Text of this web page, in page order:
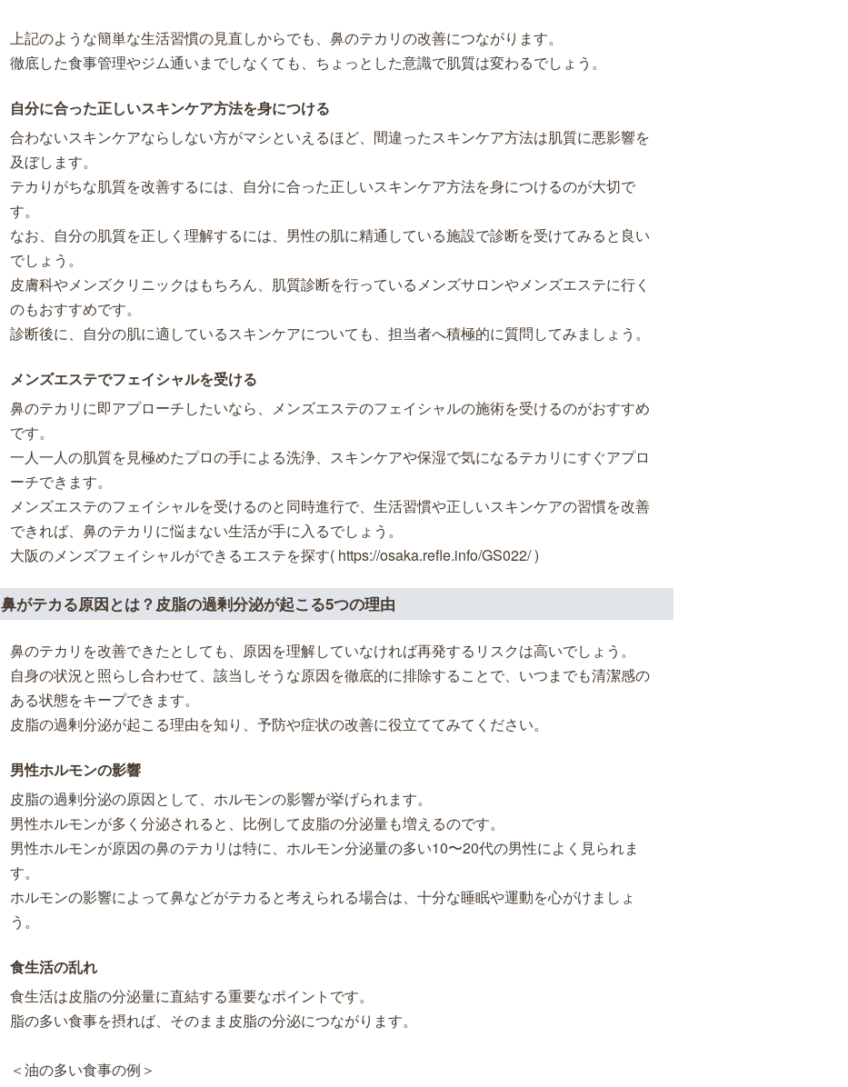
上記のような簡単な生活習慣の見直しからでも、鼻のテカリの改善につながります。
徹底した食事管理やジム通いまでしなくても、ちょっとした意識で肌質は変わるでしょう。
自分に合った正しいスキンケア方法を身につける
合わないスキンケアならしない方がマシといえるほど、間違ったスキンケア方法は肌質に悪影響を
及ぼします。
テカりがちな肌質を改善するには、自分に合った正しいスキンケア方法を身につけるのが大切で
す。
なお、自分の肌質を正しく理解するには、男性の肌に精通している施設で診断を受けてみると良い
でしょう。
皮膚科やメンズクリニックはもちろん、肌質診断を行っているメンズサロンやメンズエステに行く
のもおすすめです。
診断後に、自分の肌に適しているスキンケアについても、担当者へ積極的に質問してみましょう。
メンズエステでフェイシャルを受ける
鼻のテカリに即アプローチしたいなら、メンズエステのフェイシャルの施術を受けるのがおすすめ
です。
一人一人の肌質を見極めたプロの手による洗浄、スキンケアや保湿で気になるテカリにすぐアプロ
ーチできます。
メンズエステのフェイシャルを受けるのと同時進行で、生活習慣や正しいスキンケアの習慣を改善
できれば、鼻のテカリに悩まない生活が手に入るでしょう。
大阪のメンズフェイシャルができるエステを探す( https://osaka.refle.info/GS022/ )
鼻がテカる原因とは？皮脂の過剰分泌が起こる5つの理由
鼻のテカリを改善できたとしても、原因を理解していなければ再発するリスクは高いでしょう。
自身の状況と照らし合わせて、該当しそうな原因を徹底的に排除することで、いつまでも清潔感の
ある状態をキープできます。
皮脂の過剰分泌が起こる理由を知り、予防や症状の改善に役立ててみてください。
男性ホルモンの影響
皮脂の過剰分泌の原因として、ホルモンの影響が挙げられます。
男性ホルモンが多く分泌されると、比例して皮脂の分泌量も増えるのです。
男性ホルモンが原因の鼻のテカリは特に、ホルモン分泌量の多い10〜20代の男性によく見られま
す。
ホルモンの影響によって鼻などがテカると考えられる場合は、十分な睡眠や運動を心がけましょ
う。
食生活の乱れ
食生活は皮脂の分泌量に直結する重要なポイントです。
脂の多い食事を摂れば、そのまま皮脂の分泌につながります。
＜油の多い食事の例＞